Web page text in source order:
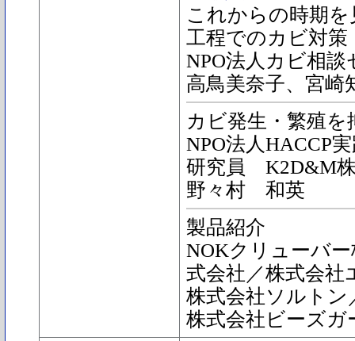
これからの時期
工程でのカビ対策
NPO法人カビ相
高鳥美奈子、宮崎
カビ発生・繁殖
NPO法人HACCP
研究員 K2D&M
野々村 和英
製品紹介
NOKクリューバ
式会社／株式会
株式会社ソルトン
株式会社ビーズガ